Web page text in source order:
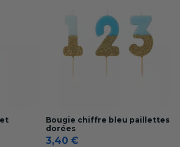
Bougie chiffre bleu paillettes
dorées
3,40 €